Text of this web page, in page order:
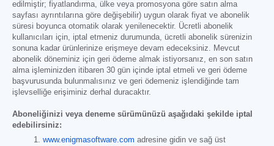
edilmiştir; fiyatlandırma, ülke veya promosyona göre satın alma
sayfası ayrıntılarına göre değişebilir) uygun olarak fiyat ve abonelik
süresi boyunca otomatik olarak yenilenecektir. Ücretli abonelik
kullanıcıları için, iptal etmeniz durumunda, ücretli abonelik sürenizin
sonuna kadar ürünlerinize erişmeye devam edeceksiniz. Mevcut
abonelik döneminiz için geri ödeme almak istiyorsanız, en son satın
alma işleminizden itibaren 30 gün içinde iptal etmeli ve geri ödeme
başvurusunda bulunmalısınız ve geri ödemeniz işlendiğinde tam
işlevselliğe erişiminiz derhal duracaktır.
Aboneliğinizi veya deneme sürümünüzü aşağıdaki şekilde iptal
edebilirsiniz:
www.enigmasoftware.com adresine gidin ve sağ üst